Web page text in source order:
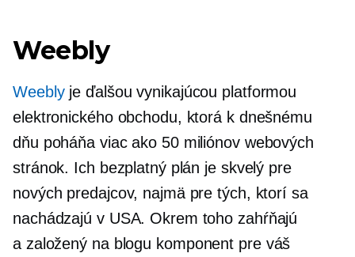
Weebly
Weeblyje ďalšou vynikajúcou platformou
elektronického obchodu, ktorá k dnešnému
dňu poháňa viac ako 50 miliónov webových
stránok. Ich bezplatný plán je skvelý pre
nových predajcov, najmä pre tých, ktorí sa
nachádzajú v USA. Okrem toho zahŕňajú
a založený na blogu komponent pre váš